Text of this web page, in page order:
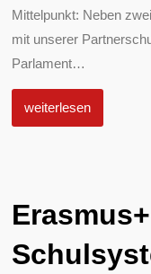
Mittelpunkt: Neben
mit unserer
Parlament…
weiterlesen